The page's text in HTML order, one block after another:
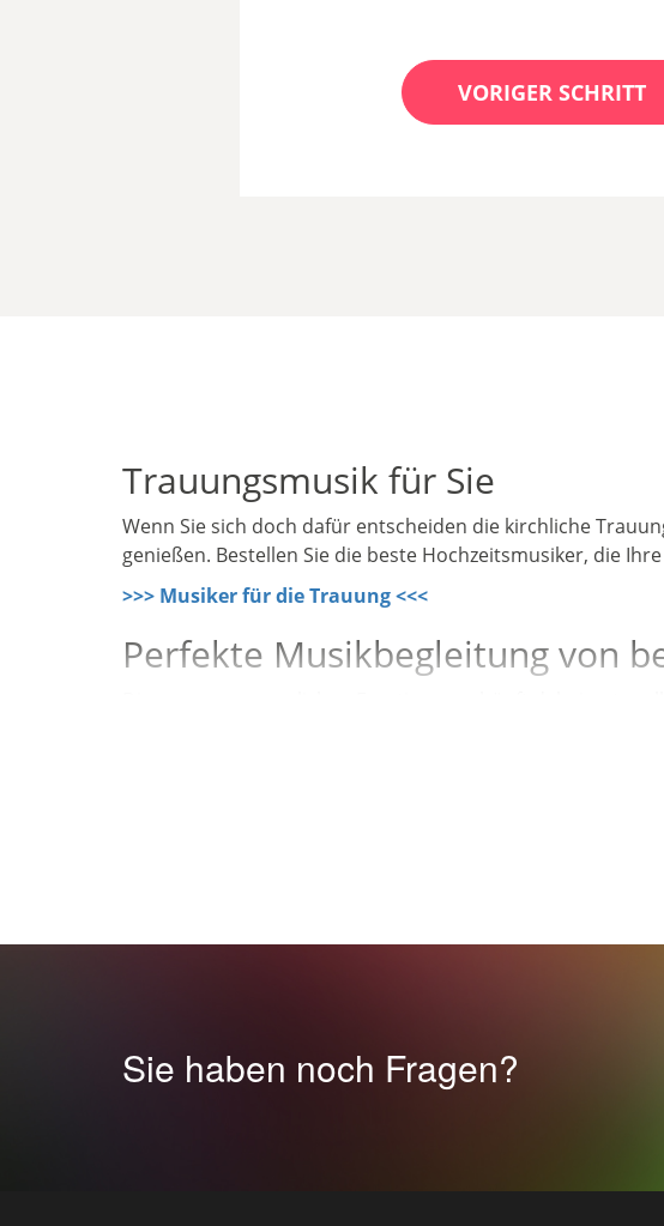
VORIGER SCHRITT
Trauungsmusik für Sie
Wenn Sie sich doch dafür entscheiden die kirchliche
genießen. Bestellen Sie die beste Hochzeitsmusiker, die
>>> Musiker für die Trauung <<<
Perfekte Musikbegleitung von
Wir haben extra für diese Angelegenheit eine Liste von
wiedergeben? Haben Sie von der Kindheit an geträumt, Ihr
Alles liegt in Ihren Händen. Es ist ganz wichtig die richtige
gewünschte Atmosphäre schaffen. Wir helfen Ihnen, Ihre
alles andere schaffen für Sie unsere Sänger. Bestimmen
Lassen Sie die Musik der Emotionen Ihres Herzens mit
Sie haben noch Fragen?